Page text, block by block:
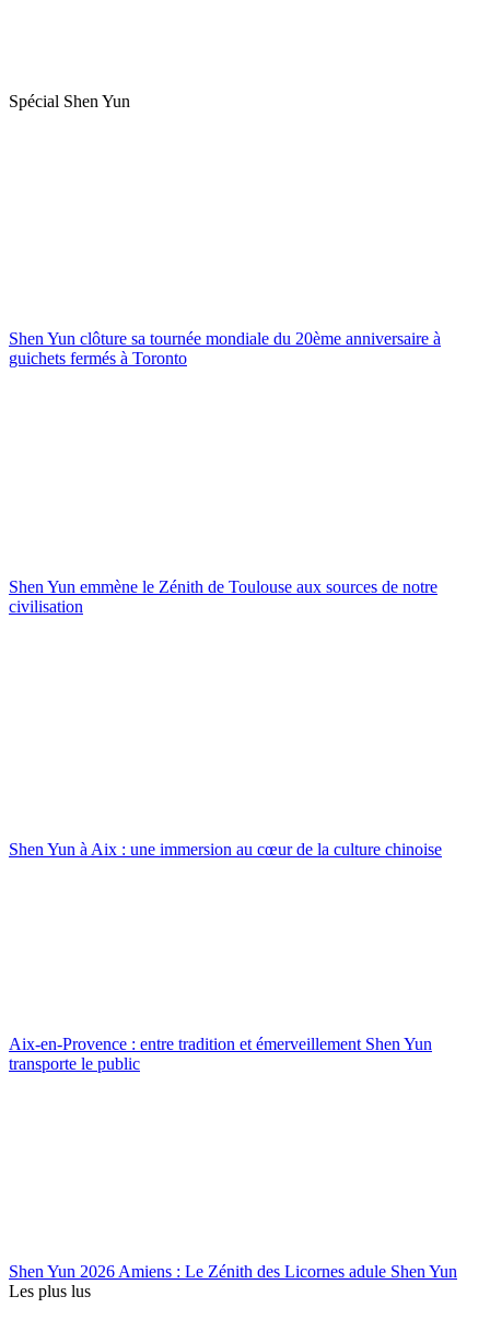
Spécial Shen Yun
Shen Yun clôture sa tournée mondiale du 20ème anniversaire à
guichets fermés à Toronto
Shen Yun emmène le Zénith de Toulouse aux sources de notre
civilisation
Shen Yun à Aix : une immersion au cœur de la culture chinoise
Aix-en-Provence : entre tradition et émerveillement Shen Yun
transporte le public
Shen Yun 2026 Amiens : Le Zénith des Licornes adule Shen Yun
Les plus lus